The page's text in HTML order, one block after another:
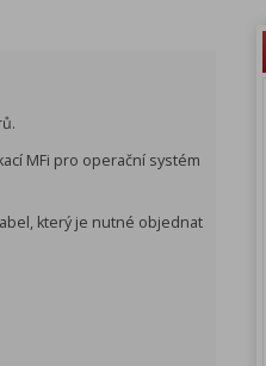
MFi pro operační systém
který je nutné objednat